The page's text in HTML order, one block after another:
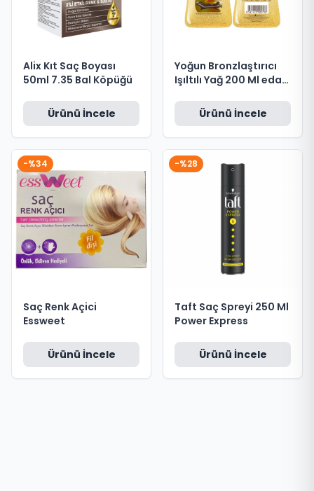
Alix Kıt Saç Boyası
50ml 7.35 Bal Köpüğü
Ürünü İncele
Yoğun Bronzlaştırıcı
Işıltılı Yağ 200 Ml eda
Ürünü İncele
-%34
Saç Renk Açici
Essweet
Ürünü İncele
-%28
Taft Saç Spreyi 250 Ml
Power Express
Ürünü İncele